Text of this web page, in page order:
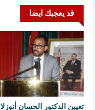
قد يعجبك ايضا
تعيين الدكتور الحسان أنوزلا